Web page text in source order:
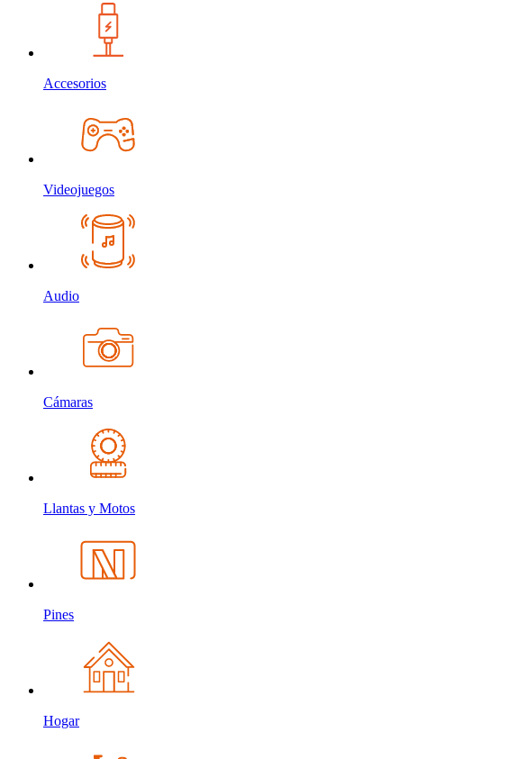
Accesorios
Videojuegos
Audio
Cámaras
Llantas y Motos
Pines
Hogar